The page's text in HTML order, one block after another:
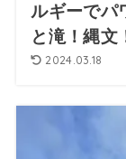
ルギーでパ
と滝！縄文
2024.03.18